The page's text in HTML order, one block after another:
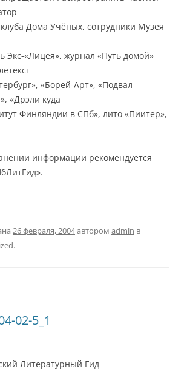
Дома Учёных, сотрудники Музея
Экс-«Лицея», журнал «Путь домой»
«Борей-Арт», «Подвал
«Дрэли куда
Финляндии в СПб», лито «Пиитер»,
информации рекомендуется
26 февраля, 2004автором admin в
.
02-5_1
Литературный Гид